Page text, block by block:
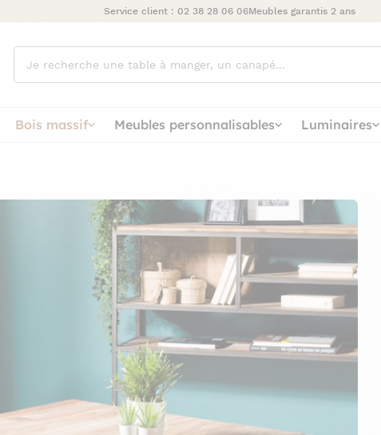
Service client : 02 38 28 06 06Meubles garantis 2 ans
cherchez
vous ?
Bois massif Meubles personnalisables Luminaires